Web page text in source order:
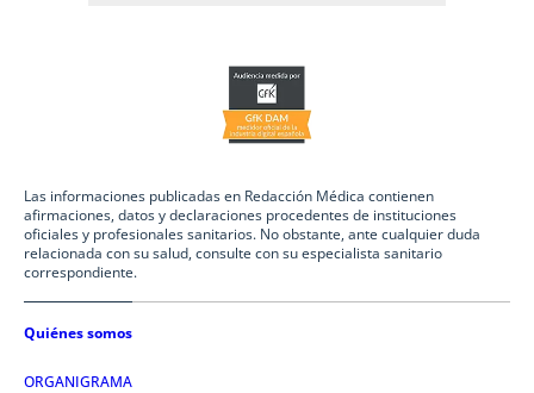
Las informaciones publicadas en Redacción Médica contienen
afirmaciones, datos y declaraciones procedentes de instituciones
oficiales y profesionales sanitarios. No obstante, ante cualquier duda
relacionada con su salud, consulte con su especialista sanitario
correspondiente.
Quiénes somos
ORGANIGRAMA